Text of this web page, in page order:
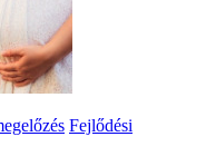
Fejlődési